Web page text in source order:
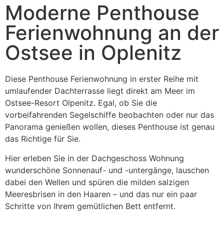
Moderne Penthouse
Ferienwohnung an der
Ostsee in Oplenitz
Diese Penthouse Ferienwohnung in erster Reihe mit
umlaufender Dachterrasse liegt direkt am Meer im
Ostsee-Resort Olpenitz. Egal, ob Sie die
vorbeifahrenden Segelschiffe beobachten oder nur das
Panorama genießen wollen, dieses Penthouse ist genau
das Richtige für Sie.
Hier erleben Sie in der Dachgeschoss Wohnung
wunderschöne Sonnenauf- und -untergänge, lauschen
dabei den Wellen und spüren die milden salzigen
Meeresbrisen in den Haaren – und das nur ein paar
Schritte von Ihrem gemütlichen Bett entfernt.